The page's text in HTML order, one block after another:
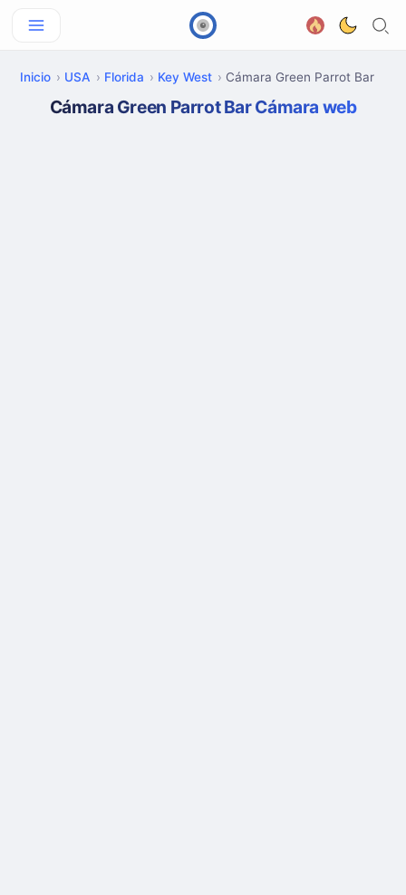
Inicio USA Florida Key West Cámara Green Parrot Bar
Cámara Green Parrot Bar Cámara web